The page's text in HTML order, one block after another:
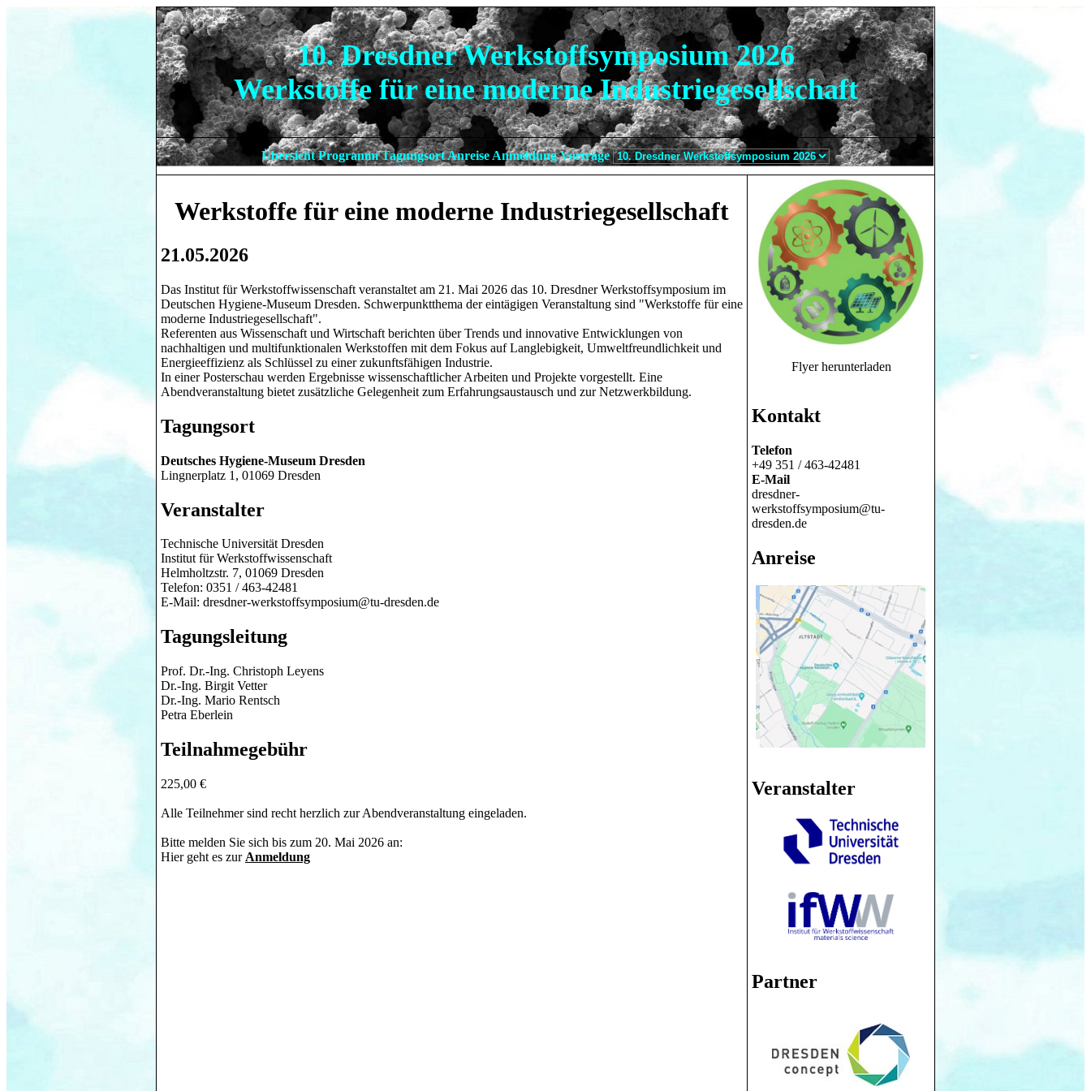
10. Dresdner Werkstoffsymposium 2026
Werkstoffe für eine moderne Industriegesellschaft
ÜbersichtProgrammTagungsortAnreise AnmeldungVorträge
Werkstoffe für eine moderne Industriegesellschaft
21.05.2026
Das Institut für Werkstoffwissenschaft veranstaltet am 21. Mai 2026 das 10. Dresdner Werkstoffsymposium im
Deutschen Hygiene-Museum Dresden. Schwerpunktthema der eintägigen Veranstaltung sind "Werkstoffe für eine
moderne Industriegesellschaft".
Referenten aus Wissenschaft und Wirtschaft berichten über Trends und innovative Entwicklungen von
nachhaltigen und multifunktionalen Werkstoffen mit dem Fokus auf Langlebigkeit, Umweltfreundlichkeit und
Energieeffizienz als Schlüssel zu einer zukunftsfähigen Industrie.
In einer Posterschau werden Ergebnisse wissenschaftlicher Arbeiten und Projekte vorgestellt. Eine
Abendveranstaltung bietet zusätzliche Gelegenheit zum Erfahrungsaustausch und zur Netzwerkbildung.
Tagungsort
Deutsches Hygiene-Museum Dresden
Lingnerplatz 1, 01069 Dresden
Veranstalter
Technische Universität Dresden
Institut für Werkstoffwissenschaft
Helmholtzstr. 7, 01069 Dresden
Telefon: 0351 / 463-42481
E-Mail: dresdner-werkstoffsymposium@tu-dresden.de
Tagungsleitung
Prof. Dr.-Ing. Christoph Leyens
Dr.-Ing. Birgit Vetter
Dr.-Ing. Mario Rentsch
Petra Eberlein
Teilnahmegebühr
225,00 €
Alle Teilnehmer sind recht herzlich zur Abendveranstaltung eingeladen.
Bitte melden Sie sich bis zum 20. Mai 2026 an:
Hier geht es zur Anmeldung
Flyer herunterladen
Kontakt
Telefon
+49 351 / 463-42481
E-Mail
dresdner-
werkstoffsymposium@tu-
dresden.de
Anreise
Veranstalter
Partner